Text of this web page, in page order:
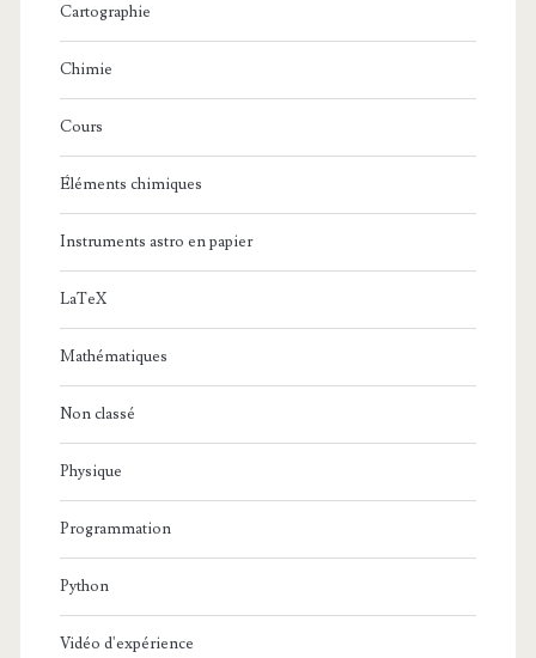
Cartographie
Chimie
Cours
Éléments chimiques
Instruments astro en papier
LaTeX
Mathématiques
Non classé
Physique
Programmation
Python
Vidéo d'expérience